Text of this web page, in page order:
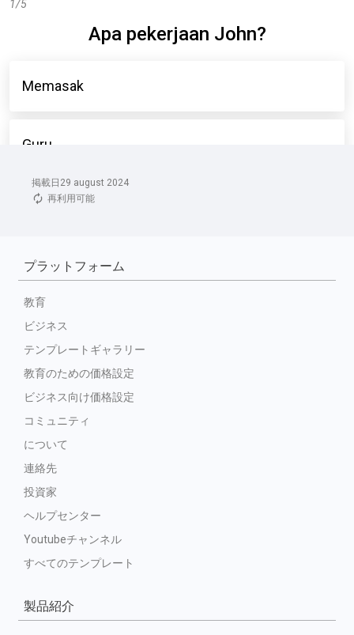
掲載日29 august 2024
再利用可能
プラットフォーム
教育
ビジネス
テンプレートギャラリー
教育のための価格設定
ビジネス向け価格設定
コミュニティ
について
連絡先
投資家
ヘルプセンター
Youtubeチャンネル
すべてのテンプレート
製品紹介